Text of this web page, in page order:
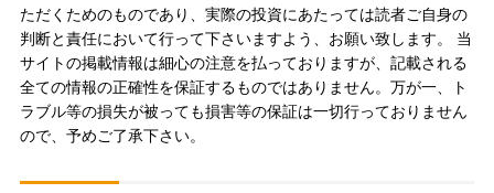
ただくためのものであり、実際の投資にあたっては読者ご自身の
判断と責任において行って下さいますよう、お願い致します。 当
サイトの掲載情報は細心の注意を払っておりますが、記載される
全ての情報の正確性を保証するものではありません。万が一、ト
ラブル等の損失が被っても損害等の保証は一切行っておりません
ので、予めご了承下さい。